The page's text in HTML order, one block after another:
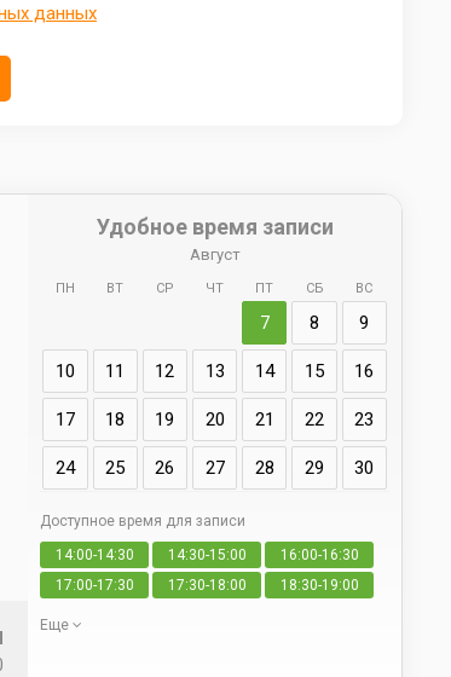
данных
Удобное время записи
Август
ПН ВТ СР ЧТ ПТ СБ ВС
7 8 9
10 11 12 13 14 15 16
17 18 19 20 21 22 23
24 25 26 27 28 29 30
Доступное время для записи
14:00-14:30
14:30-15:00
16:00-16:30
17:00-17:30
17:30-18:00 18:30-19:00
Еще